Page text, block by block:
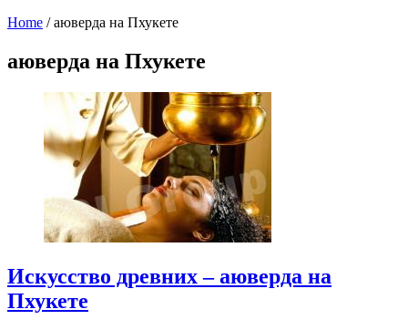
Home / аюверда на Пхукете
аюверда на Пхукете
Искусство древних – аюверда на
Пхукете